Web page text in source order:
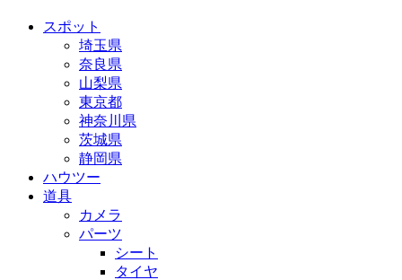
スポット
埼玉県
奈良県
山梨県
東京都
神奈川県
茨城県
静岡県
ハウツー
道具
カメラ
パーツ
シート
タイヤ